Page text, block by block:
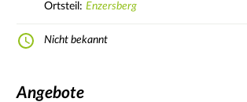
Ortsteil: Enzersberg
Nicht bekannt
Angebote